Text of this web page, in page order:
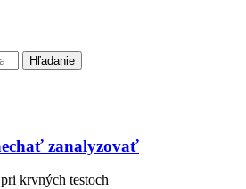
Hľadanie
zanalyzovať
krvných testoch